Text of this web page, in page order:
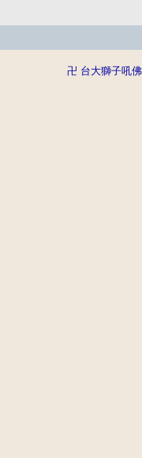
卍 台大獅子吼